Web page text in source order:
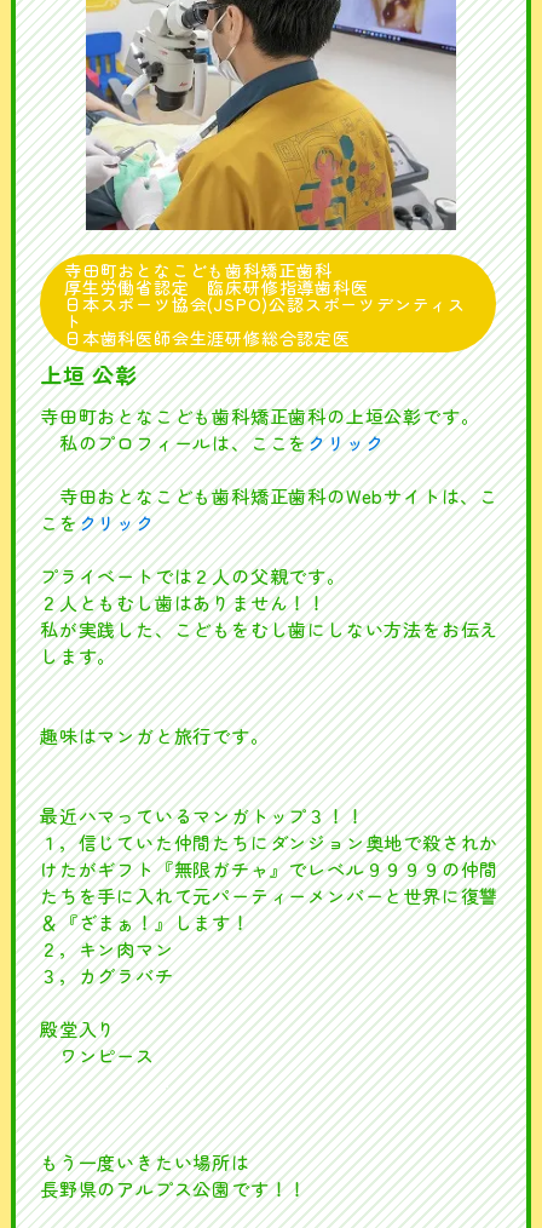
寺田町おとなこども歯科矯正歯科
厚生労働省認定 臨床研修指導歯科医
日本スポーツ協会(JSPO)公認スポーツデンティス
ト
日本歯科医師会生涯研修総合認定医
上垣 公彰
寺田町おとなこども歯科矯正歯科の上垣公彰です。
私のプロフィールは、ここをクリック
寺田おとなこども歯科矯正歯科のWebサイトは、こ
こをクリック
プライベートでは２人の父親です。
２人ともむし歯はありません！！
私が実践した、こどもをむし歯にしない方法をお伝え
します。
趣味はマンガと旅行です。
最近ハマっているマンガトップ３！！
１，信じていた仲間たちにダンジョン奥地で殺されか
けたがギフト『無限ガチャ』でレベル９９９９の仲間
たちを手に入れて元パーティーメンバーと世界に復讐
＆『ざまぁ！』します！
２，キン肉マン
３，カグラバチ
殿堂入り
ワンピース
もう一度いきたい場所は
長野県のアルプス公園です！！